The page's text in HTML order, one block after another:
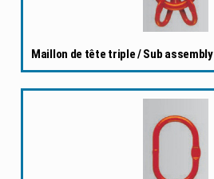
Maillon de tête triple / Sub assembly